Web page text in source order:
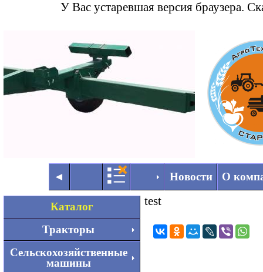
У Вас устаревшая версия браузера.
◄ ►
◄ Новости О
Каталог
Тракторы
Сельскохозяйственные
машины
test